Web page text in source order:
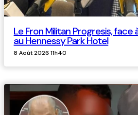
Le Fron Militan Progresis,
au Hennessy Park Hotel
8 Août 2026 11h40